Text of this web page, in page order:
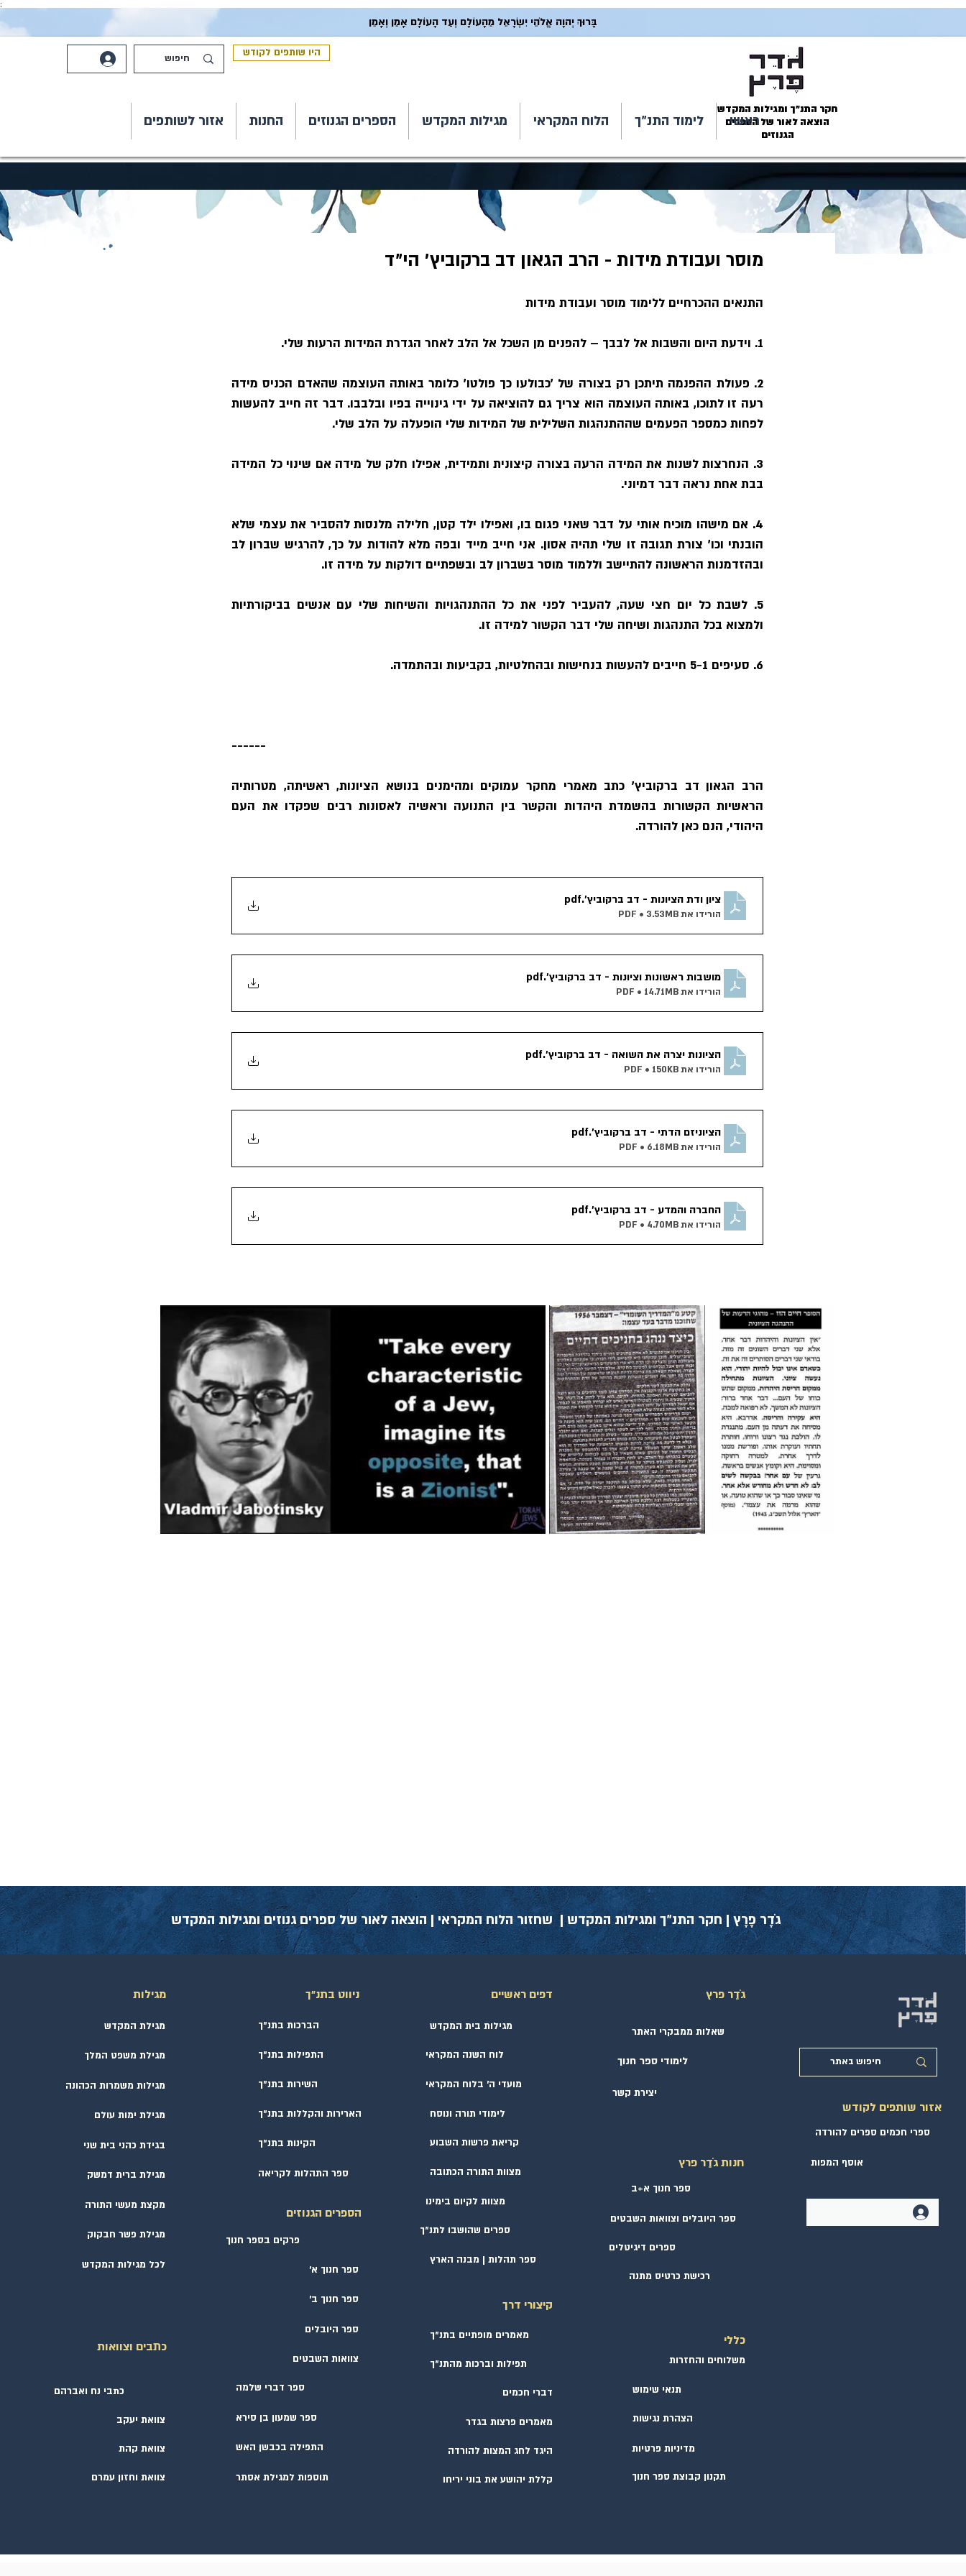
;
בָּרוּךְ יְהוָה אֱלֹהֵי יִשְׂרָאֵל מֵהָעוֹלָם וְעַד הָעוֹלָם אָמֵן וְאָמֵן
היו שותפים לקודש
חקר התנ״ך ומגילות המקדש
הוצאה לאור של הספרים
הגנוזים
ראשי לימוד התנ״ך הלוח המקראי מגילות המקדש הספרים הגנוזים החנות אזור לשותפים
מוסר ועבודת מידות - הרב הגאון דב ברקוביץ׳ הי״ד
התנאים ההכרחיים ללימוד מוסר ועבודת מידות
1. וידעת היום והשבות אל לבבך – להפנים מן השכל אל הלב לאחר הגדרת המידות הרעות שלי.
לפחות כמספר הפעמים שההתנהגות השלילית של המידות שלי הופעלה על הלב שלי.
בבת אחת נראה דבר דמיוני.
ובהזדמנות הראשונה להתיישב וללמוד מוסר בשברון לב ובשפתיים דולקות על מידה זו.
ולמצוא בכל התנהגות ושיחה שלי דבר הקשור למידה זו.
6. סעיפים 5-1 חייבים להעשות בנחישות ובהחלטיות, בקביעות ובהתמדה.
------
היהודי, הנם כאן להורדה.
ציון ודת הציונות - דב ברקוביץ׳.pdf
הורידו את PDF • 3.53MB
מושבות ראשונות וציונות - דב ברקוביץ׳.pdf
הורידו את PDF • 14.71MB
הציונות יצרה את השואה - דב ברקוביץ׳.pdf
הורידו את PDF • 150KB
הציוניזם הדתי - דב ברקוביץ׳.pdf
הורידו את PDF • 6.18MB
החברה והמדע - דב ברקוביץ׳.pdf
הורידו את PDF • 4.70MB
חשבון הנפש - מנחם מנדל לפין
בטעוֹת ישראל אחר עשרת ימי
תשובה
גֹדֶר פֶרֶץ | חקר התנ״ך ומגילות המקדש | שחזור הלוח המקראי | הוצאה לאור של ספרים גנוזים ומגילות המקדש
מגילות
מגילת המקדש
מגילת משפט המלך
מגילות משמרות הכהונה
מגילת ימות עולם
בגידת כהני בית שני
מגילת ברית דמשק
מקצת מעשי התורה
מגילת פשר חבקוק
לכל מגילות המקדש
כתבים וצוואות
כתבי נח ואברהם
צוואת יעקב
צוואת קהת
צוואת וחזון עמרם
ניווט בתנ״ך
הברכות בתנ״ך
התפילות בתנ״ך
השירות בתנ״ך
הארירות והקללות בתנ״ך
הקינות בתנ״ך
ספר התהלות לקריאה
הספרים הגנוזים
פרקים בספר חנוך
ספר חנוך א׳
ספר חנוך ב׳
ספר היובלים
צוואות השבטים
ספר דברי שלמה
ספר שמעון בן סירא
התפילה בכבשן האש
תוספות למגילת אסתר
דפים ראשיים
מגילות בית המקדש
לוח השנה המקראי
מועדי ה׳ בלוח המקראי
לימודי תורה ונוסח
קריאת פרשות השבוע
מצוות התורה הכתובה
מצוות לקיום בימינו
ספרים שהושבו לתנ״ך
ספר תהלות | מבנה הארץ
קיצורי דרך
מאמרים מופתיים בתנ״ך
תפילות וברכות מהתנ״ך
דברי חכמים
מאמרים פרצות בגדר
היגד לחג המצות להורדה
קללת יהושע את בוני יריחו
גֹדֵר פרץ
שאלות ממבקרי האתר
לימודי ספר חנוך
יצירת קשר
חנות גֹדֵר פרץ
ספר חנוך א+ב
ספר היובלים וצוואות השבטים
ספרים דיגיטלים
רכישת כרטיס מתנה
זכויות יוצרים לספר חנוך
כללי
משלוחים והחזרות
תנאי שימוש
הצהרת נגישות
תקנון קבוצת ספר חנוך
מדיניות פרטיות
אזור שותפים לקודש
ספרי חכמים ספרים להורדה
אוסף המפות